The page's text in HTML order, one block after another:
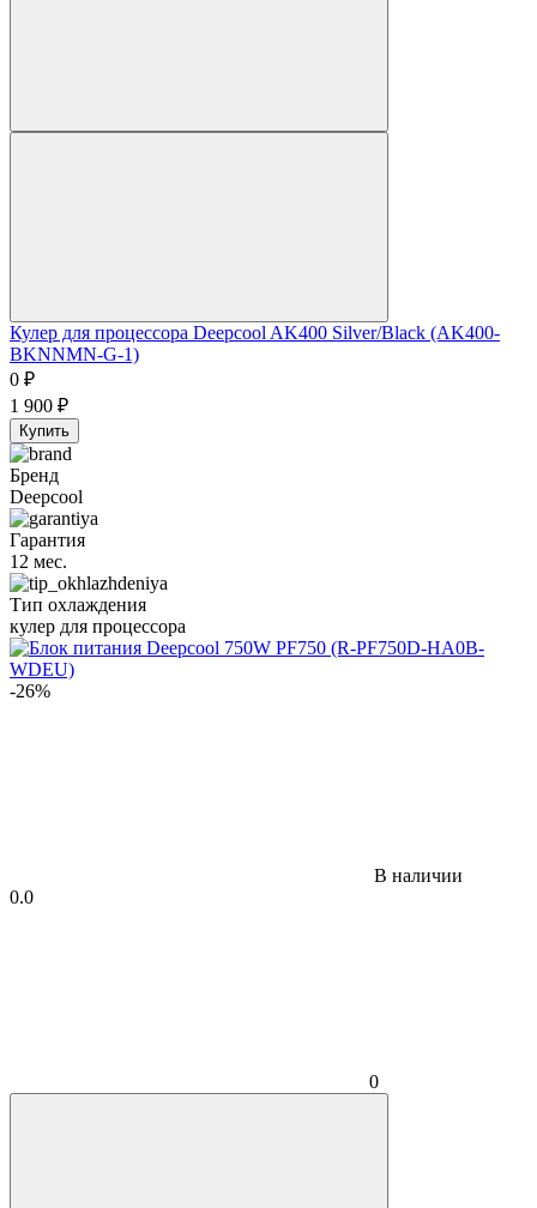
Кулер для процессора Deepcool AK400 Silver/Black (AK400-
BKNNMN-G-1)
0 ₽
1 900 ₽
Купить
Бренд
Deepcool
Гарантия
12 мес.
Тип охлаждения
кулер для процессора
-26%
В наличии
0.0
0